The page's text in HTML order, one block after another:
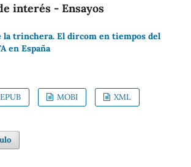
interés - Ensayos
la trinchera. El dircom en tiempos del
en España
EPUB MOBI XML